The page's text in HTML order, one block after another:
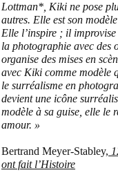
Lottman*, Kiki ne pose
autres. Elle est son
Elle l’inspire ; il improvise
la photographie avec des
organise des mises en
avec Kiki comme modèle
le surréalisme en
devient une icône
modèle à sa guise, elle le
amour. »
Bertrand Meyer-Stabley,
ont fait l’Histoire